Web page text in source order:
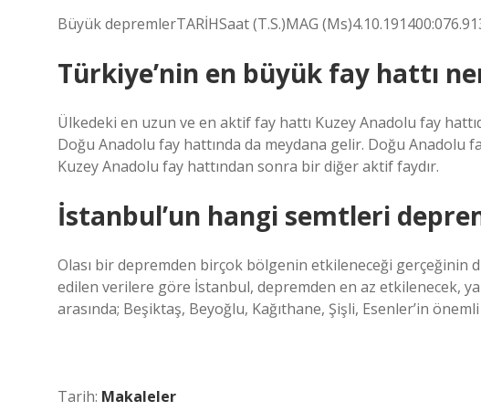
Büyük depremlerTARİHSaat (T.S.)MAG
Türkiye’nin en büyük fay hattı
Ülkedeki en uzun ve en aktif fay hattı Kuzey Anadolu fay
Doğu Anadolu fay hattında da meydana gelir. Doğu Anadolu
Kuzey Anadolu fay hattından sonra bir diğer aktif faydır.
İstanbul’un hangi semtleri
Olası bir depremden birçok bölgenin etkileneceği gerçeğinin
edilen verilere göre İstanbul, depremden en az etkilenecek,
arasında; Beşiktaş, Beyoğlu, Kağıthane, Şişli, Esenler’in
Tarih: Makaleler